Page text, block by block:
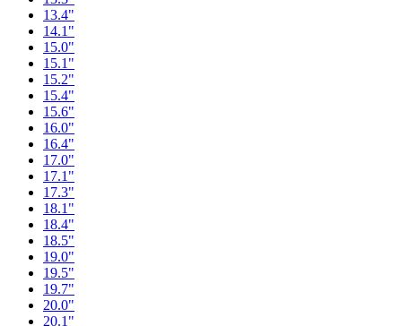
13.4"
14.1"
15.0"
15.1"
15.2"
15.4"
15.6"
16.0"
16.4"
17.0"
17.1"
17.3"
18.1"
18.4"
18.5"
19.0"
19.5"
19.7"
20.0"
20.1"